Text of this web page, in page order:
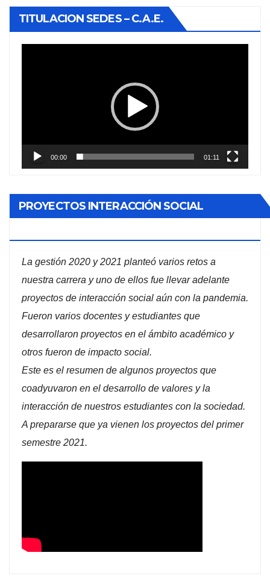
TITULACION SEDES – C.A.E.
00:00 01:11
PROYECTOS INTERACCIÓN SOCIAL
La gestión 2020 y 2021 planteó varios retos a
nuestra carrera y uno de ellos fue llevar adelante
proyectos de interacción social aún con la pandemia.
Fueron varios docentes y estudiantes que
desarrollaron proyectos en el ámbito académico y
otros fueron de impacto social.
Este es el resumen de algunos proyectos que
coadyuvaron en el desarrollo de valores y la
interacción de nuestros estudiantes con la sociedad.
A prepararse que ya vienen los proyectos del primer
semestre 2021.